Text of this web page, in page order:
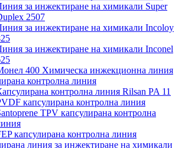
за инжектиране на химикали Super
2507
за инжектиране на химикали Incoloy
за инжектиране на химикали Inconel
400 Химическа инжекционна линия
контролна линия
контролна линия Rilsan PA 11
капсулирана контролна линия
TPV капсулирана контролна
капсулирана контролна линия
линия за инжектиране на химикали